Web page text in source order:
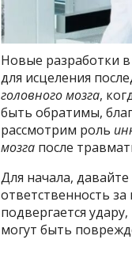
Новые разработки в
для исцеления
головного мозга,
быть обратимы,
рассмотрим роль
мозга после
Для начала,
ответственность
подвергается
могут быть